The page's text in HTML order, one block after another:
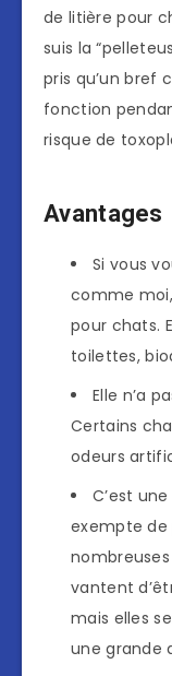
de litière pour
suis la
pris qu’un bref
fonction
risque de
Avantages
Si vous
comme
pour chats.
toilettes,
Elle n’a
Certains
odeurs
C’est
exempte de
vantent
mais elles
une grande